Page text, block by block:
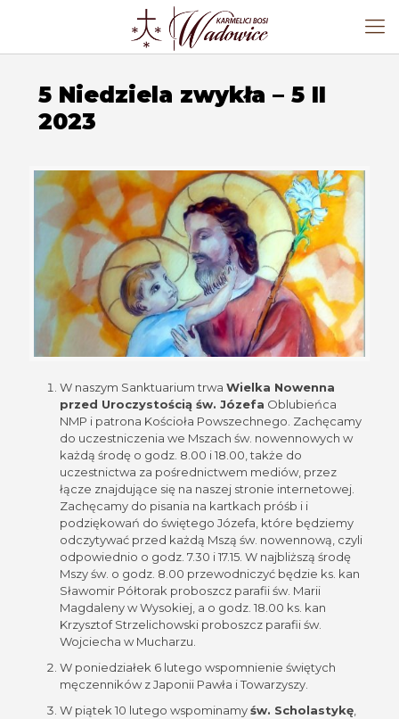
5 Niedziela zwykła – 5 II
2023
W naszym Sanktuarium trwa Wielka Nowenna
przed Uroczystością św. Józefa Oblubieńca
NMP i patrona Kościoła Powszechnego. Zachęcamy
do uczestniczenia we Mszach św. nowennowych w
każdą środę o godz. 8.00 i 18.00, także do
uczestnictwa za pośrednictwem mediów, przez
łącze znajdujące się na naszej stronie internetowej.
Zachęcamy do pisania na kartkach próśb i i
podziękowań do świętego Józefa, które będziemy
odczytywać przed każdą Mszą św. nowennową, czyli
odpowiednio o godz. 7.30 i 17.15. W najbliższą środę
Mszy św. o godz. 8.00 przewodniczyć będzie ks. kan
Sławomir Półtorak proboszcz parafii św. Marii
Magdaleny w Wysokiej, a o godz. 18.00 ks. kan
Krzysztof Strzelichowski proboszcz parafii św.
Wojciecha w Mucharzu.
W poniedziałek 6 lutego wspomnienie świętych
męczenników z Japonii Pawła i Towarzyszy.
W piątek 10 lutego wspominamyśw. Scholastykę,